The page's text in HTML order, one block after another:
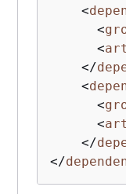
<
<
<
</
<
<
<
</
</